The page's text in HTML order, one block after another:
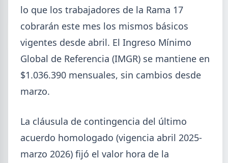
lo que los trabajadores de la Rama 17
cobrarán este mes los mismos básicos
vigentes desde abril. El Ingreso Mínimo
Global de Referencia (IMGR) se mantiene en
$1.036.390 mensuales, sin cambios desde
marzo.
La cláusula de contingencia del último
acuerdo homologado (vigencia abril 2025-
marzo 2026) fijó el valor hora de la